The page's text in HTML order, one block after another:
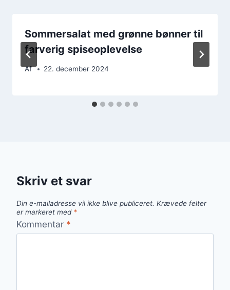
Sommersalat med grønne bønner til
farverig spiseoplevelse
Af 22. december 2024
Skriv et svar
Din e-mailadresse vil ikke blive publiceret. Krævede felter
er markeret med *
Kommentar *